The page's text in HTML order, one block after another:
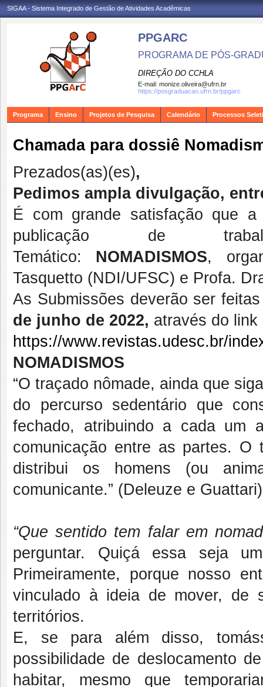
SIGAA - Sistema Integrado de Gestão de Atividades Acadêmicas
PPGARC
PROGRAMA DE PÓS-
DIREÇÃO DO CCHLA
E-mail: monize.oliveira@ufrn.br
https://posgraduacao.ufrn.br/ppgarc
Programa Ensino Projetos de Pesquisa Calendário Processos
Chamada para dossiê
Prezados(as)(es),
Pedimos ampla divulgação,
É com grande satisfação que
publicação de
Temático: NOMADISMOS,
Tasquetto (NDI/UFSC) e Profa.
As Submissões deverão ser
de junho de 2022, através do link
https://www.revistas.udesc.br/
NOMADISMOS
“O traçado nômade, ainda que
do percurso sedentário que
fechado, atribuindo a cada um
comunicação entre as partes. O
distribui os homens (ou
comunicante.” (Deleuze e
“Que sentido tem falar em
perguntar. Quiçá essa seja
Primeiramente, porque nosso
vinculado à ideia de mover, de
territórios.
E, se para além disso,
possibilidade de deslocamento
habitar, mesmo que